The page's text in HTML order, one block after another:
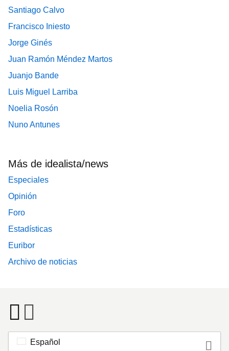
Santiago Calvo
Francisco Iniesto
Jorge Ginés
Juan Ramón Méndez Martos
Juanjo Bande
Luis Miguel Larriba
Noelia Rosón
Nuno Antunes
Más de idealista/news
Especiales
Opinión
Foro
Estadísticas
Euribor
Archivo de noticias
Español